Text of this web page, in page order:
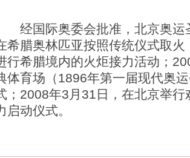
经国际奥委会批准，北京奥运
希腊奥林匹亚按照传统仪式取
行希腊境内的火炬接力活动；
体育场（1896年第一届现代奥
；2008年3月31日，在北京举
启动仪式。